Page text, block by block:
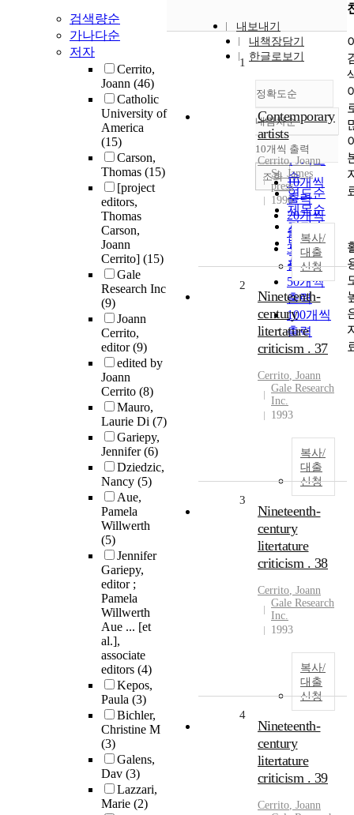
검색량순
가나다순
저자
Cerrito,
Joann (46)
Catholic
University of
America
(15)
Carson,
Thomas (15)
[project
editors,
Thomas
Carson,
Joann
Cerrito] (15)
Gale
Research Inc
(9)
Joann
Cerrito,
editor(9)
edited by
Joann
Cerrito (8)
Mauro,
Laurie Di (7)
Gariepy,
Jennifer(6)
Dziedzic,
Nancy (5)
Aue,
Pamela
Willwerth
(5)
Jennifer
Gariepy,
editor ;
Pamela
Willwerth
Aue ... [et
al.],
associate
editors (4)
Kepos,
Paula (3)
Bichler,
Christine M
(3)
Galens,
Dav (3)
Lazzari,
Marie (2)
내보내기
내책장담기
한글로보기
정확도순
정확도
순
인기도
순
연도순
제목순
저자순
발행기
관순
내림차순
내림차순
10개씩 출력
10개씩
출력
20개씩
출력
30개씩
출력
50개씩
출력
100개씩
출력
조회
1
Contemporary
artists
Cerrito,Joann
St. James
press
1996
복사/
대출
신청
2
Nineteenth-
century
litertature
criticism . 37
Cerrito, Joann
Gale Research
Inc.
1993
복사/
대출
신청
3
Nineteenth-
century
litertature
criticism . 38
Cerrito, Joann
Gale Research
Inc.
1993
복사/
대출
신청
4
Nineteenth-
century
litertature
criticism . 39
Cerrito, Joann